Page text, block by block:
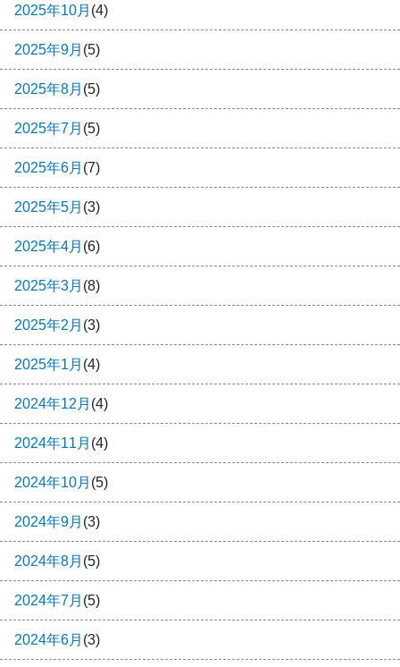
2025年10月 (4)
2025年9月 (5)
2025年8月 (5)
2025年7月 (5)
2025年6月 (7)
2025年5月 (3)
2025年4月 (6)
2025年3月 (8)
2025年2月 (3)
2025年1月 (4)
2024年12月 (4)
2024年11月 (4)
2024年10月 (5)
2024年9月 (3)
2024年8月 (5)
2024年7月 (5)
2024年6月 (3)